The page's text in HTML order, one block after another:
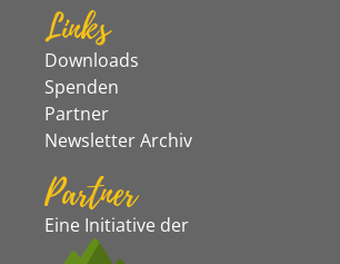
Links
Downloads
Spenden
Partner
Newsletter Archiv
Partner
Eine Initiative der